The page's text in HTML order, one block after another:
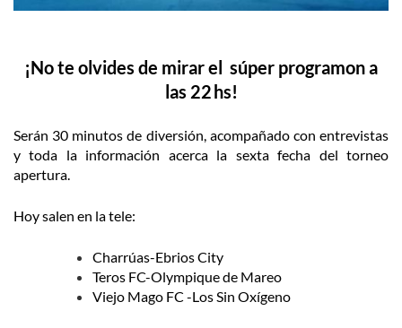
¡No te olvides de mirar el súper programon a
las 22 hs!
Serán 30 minutos de diversión, acompañado con entrevistas
y toda la información acerca la sexta fecha del torneo
apertura.
Hoy salen en la tele:
Charrúas-Ebrios City
Teros FC-Olympique de Mareo
Viejo Mago FC -Los Sin Oxígeno